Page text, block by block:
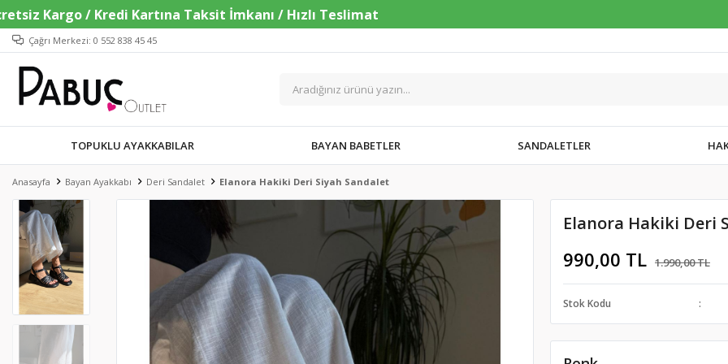
Çağrı Merkezi: 0 552 838 45 45
TOPUKLU AYAKKABILAR BAYAN BABETLER SANDALETLER
Anasayfa Bayan Ayakkabı Deri Sandalet Elanora Hakiki Deri Siyah Sandalet
Elanora Hakiki Deri
990,00 TL 1.990,00 TL
Stok Kodu